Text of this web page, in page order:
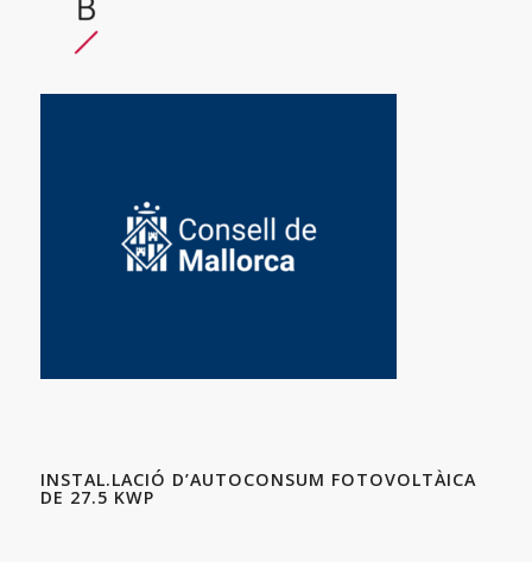
INSTAL.LACIÓ D’AUTOCONSUM FOTOVOLTÀICA
DE 27.5 KWP